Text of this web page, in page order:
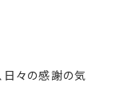
日々の感謝の気